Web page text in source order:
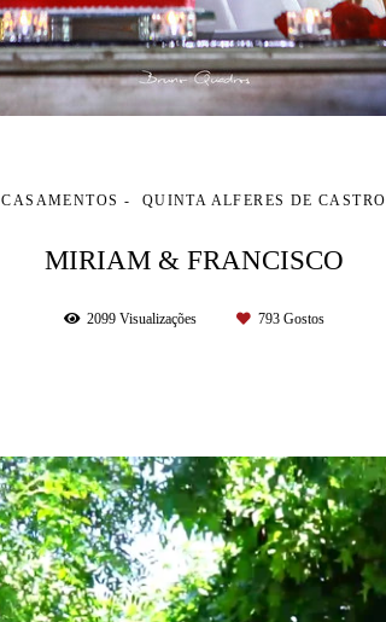
CASAMENTOS QUINTA ALFERES DE CASTRO
MIRIAM & FRANCISCO
2099 Visualizações 793 Gostos